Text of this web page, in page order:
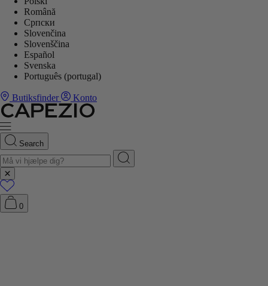
Română
Српски
Slovenčina
Slovenščina
Español
Svenska
Português (portugal)
Butiksfinder Konto
Search
0